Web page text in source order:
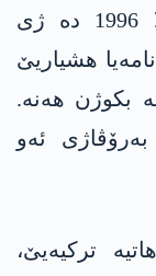
دە دژیان. ب راستی ژی د سالا 1996 دە ژی
ھشیاریێ
بکوژن ھەنە.
ئەو
ھاتیە ترکیەیێ،